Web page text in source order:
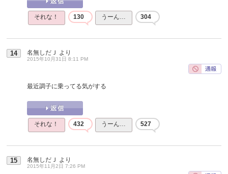
それな！ 130 うーん… 304
14 名無しだＪ より
2015年10月31日 8:11 PM
最近調子に乗ってる気がする
それな！ 432 うーん… 527
15 名無しだＪ より
2015年11月2日 7:26 PM